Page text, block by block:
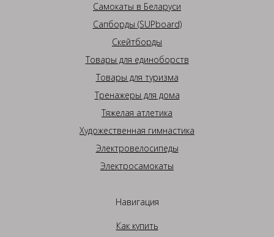
Самокаты в Беларуси
Сапборды (SUPboard)
Скейтборды
Товары для единоборств
Товары для туризма
Тренажеры для дома
Тяжелая атлетика
Художественная гимнастика
Электровелосипеды
Электросамокаты
Навигация
Как купить